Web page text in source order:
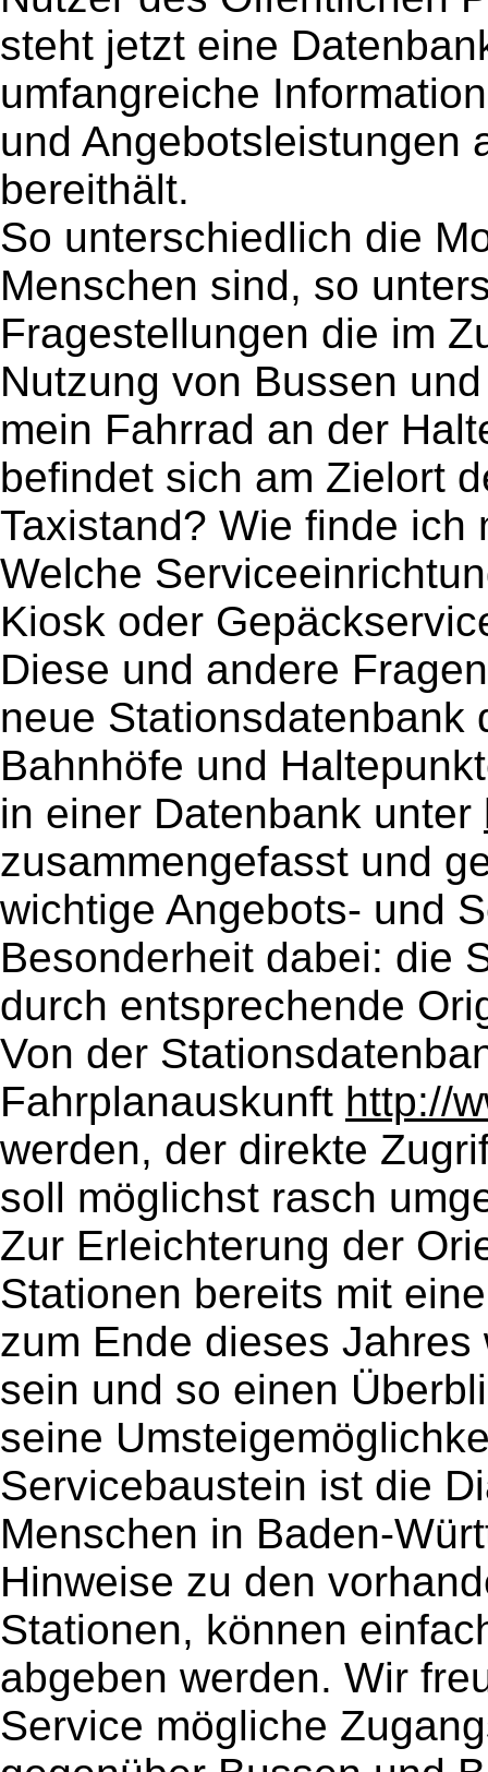
steht jetzt eine
umfangreiche
und Angebotsleistungen
bereithält.
So unterschiedlich die
Menschen sind, so
Fragestellungen die im
Nutzung von Bussen
mein Fahrrad an der
befindet sich am Zielort
Taxistand? Wie finde ich
Welche
Kiosk oder
Diese und andere
neue Stationsdatenbank
Bahnhöfe und
in einer Datenbank unter
zusammengefasst und
wichtige Angebots- und
Besonderheit dabei: die
durch entsprechende
Von der
Fahrplanauskunft http://
werden, der direkte
soll möglichst rasch
Zur Erleichterung der
Stationen bereits mit
zum Ende dieses
sein und so einen
seine
Servicebaustein ist die
Menschen in Baden-
Hinweise zu den
Stationen, können
abgeben werden. Wir
Service mögliche